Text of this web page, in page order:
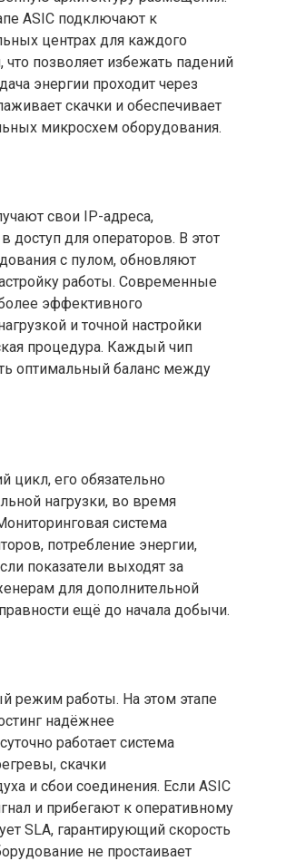
ASIC подключают к
центрах для каждого
позволяет избежать падений
энергии проходит через
скачки и обеспечивает
микросхем оборудования.
свои IP-адреса,
доступ для операторов. В этот
с пулом, обновляют
работы. Современные
эффективного
и точной настройки
процедура. Каждый чип
оптимальный баланс между
цикл, его обязательно
нагрузки, во время
система
потребление энергии,
показатели выходят за
для дополнительной
ещё до начала добычи.
режим работы. На этом этапе
надёжнее
работает система
скачки
и сбои соединения. Если ASIC
и прибегают к оперативному
SLA, гарантирующий скорость
не простаивает